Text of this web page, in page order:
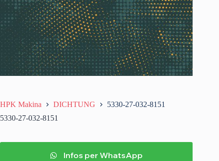
HPK Makina DICHTUNG
5330-27-032-8151
5330-27-032-8151
Infos per WhatsApp